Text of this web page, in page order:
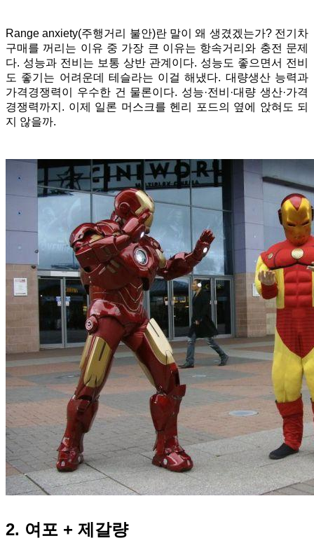
Range anxiety(주행거리 불안)란 말이 왜 생겼겠는가? 전기차
구매를 꺼리는 이유 중 가장 큰 이유는 항속거리와 충전 문제
다. 성능과 전비는 보통 상반 관계이다. 성능도 좋으면서 전비
도 좋기는 어려운데 테슬라는 이걸 해냈다. 대량생산 능력과
가격경쟁력이 우수한 건 물론이다. 성능·전비·대량 생산·가격
경쟁력까지. 이제 일론 머스크를 헨리 포드의 옆에 앉혀도 되
지 않을까.
2. 여포 + 제갈량